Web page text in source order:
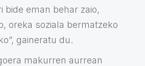
bide eman behar zaio,
oreka soziala bermatzeko
gaineratu du.
makurren aurrean